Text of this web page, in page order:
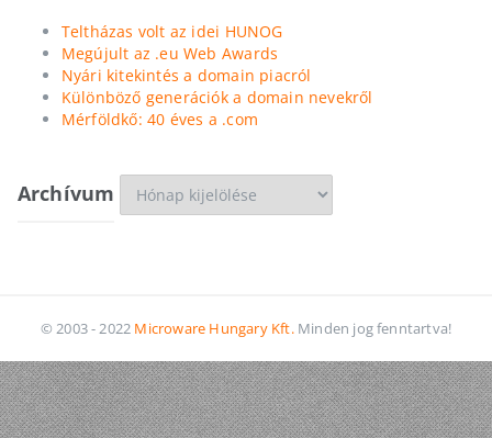
Teltházas volt az idei HUNOG
Megújult az .eu Web Awards
Nyári kitekintés a domain piacról
Különböző generációk a domain nevekről
Mérföldkő: 40 éves a .com
Archívum
© 2003 - 2022 Microware Hungary Kft.Minden jog fenntartva!